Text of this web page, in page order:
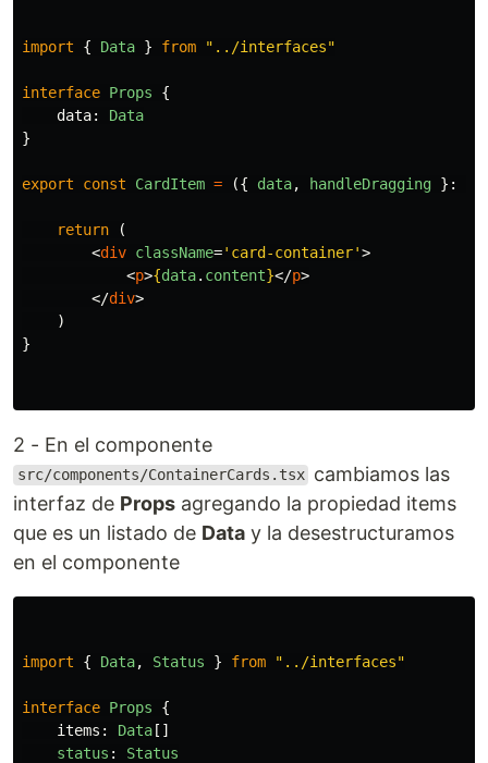
import { Data } from " ../interfaces"
interface Props
{
data:
Data
}
export const CardItem = ({ data, handleDragging }:
return
(
<div className='card-container'>
<p>{data. content}</p>
</div>
)
}
2 - En el componente
src/components/ContainerCards.tsx cambiamos las
interfaz de Props agregando la propiedad items
que es un listado de Data y la desestructuramos
en el componente
import { Data, Status } from " ../interfaces"
interface Props
{
items : Data []
status :
Status